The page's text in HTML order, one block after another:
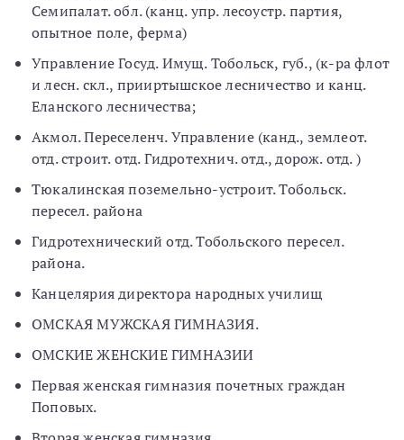
Семипалат. обл. (канц. упр. лесоустр. партия,
опытное поле, ферма)
Управление Госуд. Имущ. Тобольск, губ., (к-ра флот
и лесн. скл., прииртышское лесничество и канц.
Еланского лесничества;
Акмол. Переселенч. Управление (канд., землеот.
отд. строит. отд. Гидротехнич. отд., дорож. отд. )
Тюкалинская поземельно-устроит. Тобольск.
пересел. района
Гидротехнический отд. Тобольского пересел.
района.
Канцелярия директора народных училищ
ОМСКАЯ МУЖСКАЯ ГИМНАЗИЯ.
ОМСКИЕ ЖЕНСКИЕ ГИМНАЗИИ
Первая женская гимназия почетных граждан
Поповых.